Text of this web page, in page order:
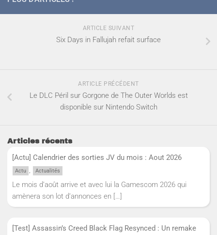
ARTICLE SUIVANT
Six Days in Fallujah refait surface
ARTICLE PRÉCÉDENT
Le DLC Péril sur Gorgone de The Outer Worlds est
disponible sur Nintendo Switch
Articles récents
[Actu] Calendrier des sorties JV du mois : Aout 2026
Actu , Actualités
Le mois d’août arrive et avec lui la Gamescom 2026 qui
amènera son lot d’annonces en […]
[Test] Assassin’s Creed Black Flag Resynced : Un remake